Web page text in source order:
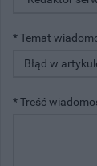
* Temat
* Treść